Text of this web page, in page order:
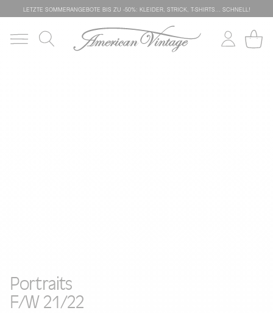
LETZTE SOMMERANGEBOTE BIS ZU -50%: KLEIDER, STRICK, T-SHIRTS… SCHNELL!
Portraits
F/W 21/22